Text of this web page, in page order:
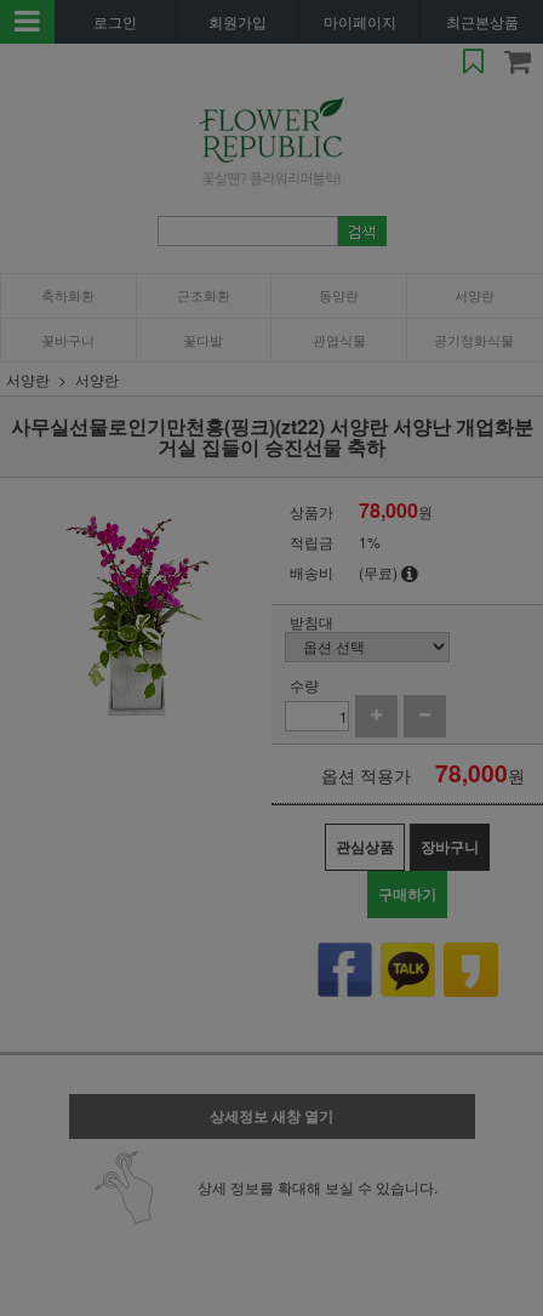
로그인 회원가입 마이페이지 최근본상품
축하화환 근조화환 동양란 서양란
꽃바구니 꽃다발 관엽식물 공기정화식물
서양란 서양란
사무실선물로인기만천홍(핑크)(zt22) 서양란 서양난 개업화분
거실 집들이 승진선물 축하
상품가 78,000원
적립금
1%
배송비
(무료)
받침대
수량
옵션 적용가 78,000원
관심상품 장바구니
구매하기
상세정보 새창 열기
상세 정보를 확대해 보실 수 있습니다.